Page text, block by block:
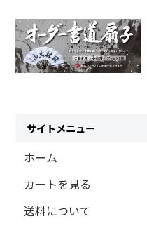
サイトメニュー
ホーム
カートを見る
送料について